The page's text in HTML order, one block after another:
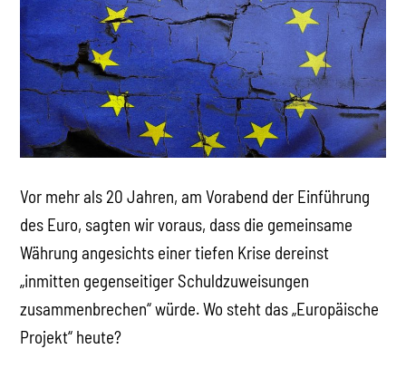
Vor mehr als 20 Jahren, am Vorabend der Einführung
des Euro, sagten wir voraus, dass die gemeinsame
Währung angesichts einer tiefen Krise dereinst
„inmitten gegenseitiger Schuldzuweisungen
zusammenbrechen“ würde. Wo steht das „Europäische
Projekt“ heute?